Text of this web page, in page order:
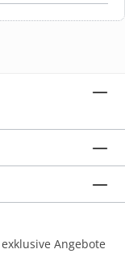
Angebote